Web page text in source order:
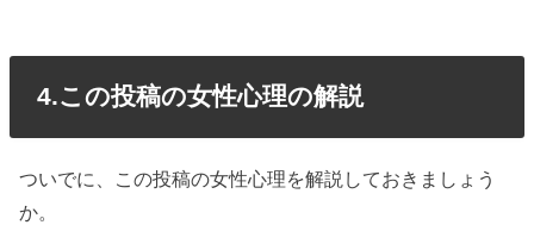
4.この投稿の女性心理の解説
ついでに、この投稿の女性心理を解説しておきましょう
か。